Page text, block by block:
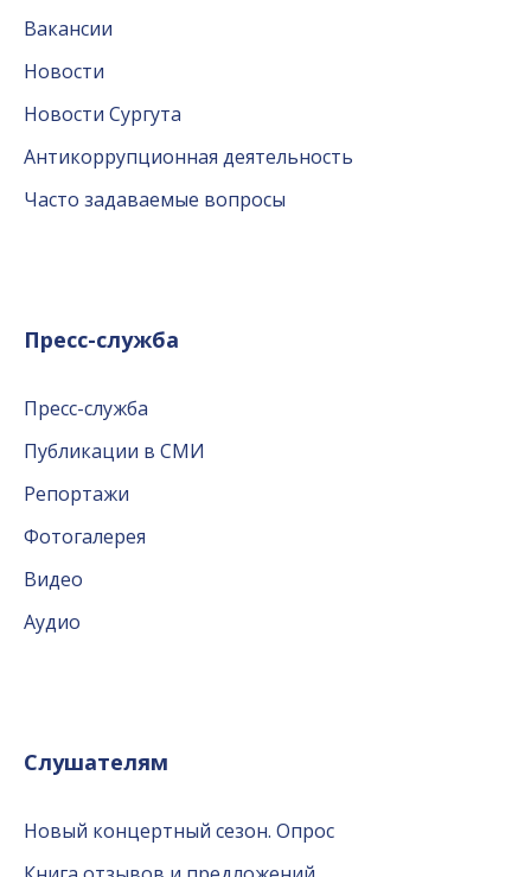
Вакансии
Новости
Новости Сургута
Антикоррупционная деятельность
Часто задаваемые вопросы
Пресс-служба
Пресс-служба
Публикации в СМИ
Репортажи
Фотогалерея
Видео
Аудио
Слушателям
Новый концертный сезон. Опрос